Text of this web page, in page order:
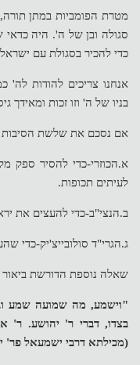
מטרת הפומביות במתן
סגולה ובן של ה'. היה כדאי
כדי להכיר בסגולת עם
אנחנו צריכים להודות לה'
בניו של ה' וזו זכות ומאידך
אם נסכם את שלשת הסיבות
א.הכוזרי-כדי להסיר ספק
לעיתים תכופות.
ב.הנצי"ב-כדי להעצים את
ג.הגרי"ד סולובייצ'יק-כדי
שאלה נוספת הדורשת
"וישמע, מה שמועה שמע
בצדו, דברי ר' יהושע. ר'
(מכילתא דרבי ישמעאל פר'